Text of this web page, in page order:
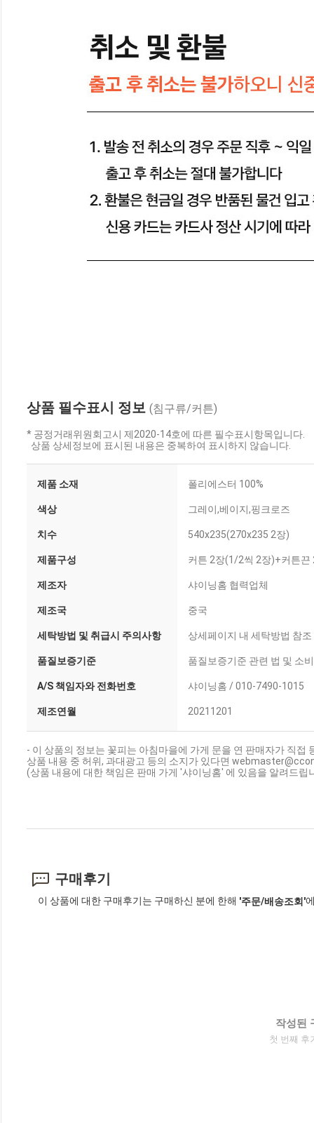
상품 필수표시 정보 (침구류/커튼)
* 공정거래위원회고시 제2020-14호에 따른 필수표시항목입니다.
상품 상세정보에 표시된 내용은 중복하여 표시하지 않습니다.
제품 소재 폴리에스터 100%
색상 그레이,베이지,핑크로즈
치수 540x235(270x235 2장)
제품구성 커튼 2장(1/2씩 2장)+커튼끈
제조자 샤이닝홈 협력업체
제조국 중국
세탁방법 및 취급시 주의사항 상세페이지 내 세탁방법 참조
품질보증기준 품질보증기준 관련 법 및 소
A/S 책임자와 전화번호 샤이닝홈 / 010-7490-1015
제조연월 20211201
- 이 상품의 정보는 꽃피는 아침마을에 가게 문을 연 판매자가 직접
상품 내용 중 허위, 과대광고 등의 소지가 있다면
(상품 내용에 대한 책임은 판매 가게 '샤이닝홈' 에 있음을 알려드립
구매후기
이 상품에 대한 구매후기는 구매하신 분에 한해 '주문/배송조회'
작성된
첫 번째 후